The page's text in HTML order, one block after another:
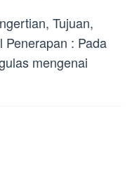
Tujuan,
Penerapan : Pada
mengenai